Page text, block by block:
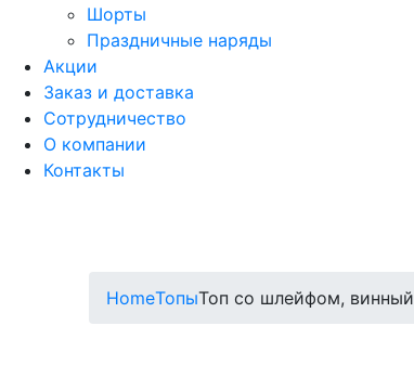
Шорты
Праздничные наряды
Акции
Заказ и доставка
Сотрудничество
О компании
Контакты
HomeТопыТоп со шлейфом, винный